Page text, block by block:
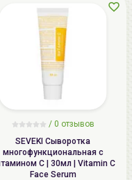
/ 0 отзывов
SEVEKI Сыворотка
многофункциональная с
С | 30мл | Vitamin C
Face Serum